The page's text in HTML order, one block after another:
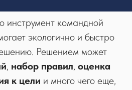
инструмент командной
экологично и быстро
Решением может
, набор правил, оценка
к цели и много чего еще,